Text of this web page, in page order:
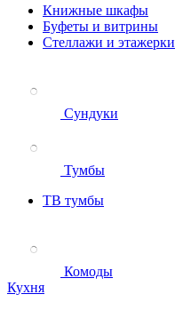
Книжные шкафы
Буфеты и витрины
Стеллажи и этажерки
Сундуки
Тумбы
ТВ тумбы
Комоды
Кухня